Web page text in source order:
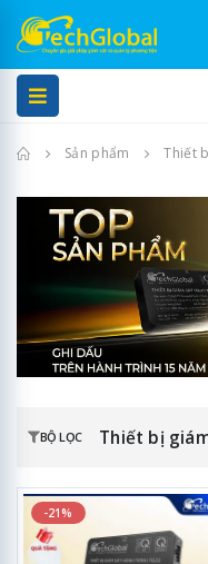
Trang chủSản phẩm Thiết
BỘ LỌC Thiết bị
-21%